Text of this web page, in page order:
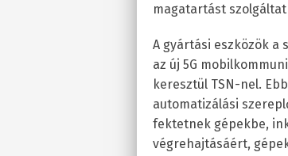
magatartást
A gyártási eszközök a
az új 5G
keresztül TSN-nel.
automatizálási
fektetnek gépekbe,
végrehajtásáért,